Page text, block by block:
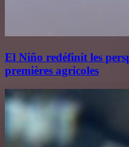
El Niño redéfinit les
premières agricoles